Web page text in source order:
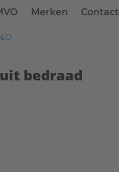
Merken Contact
bedraad